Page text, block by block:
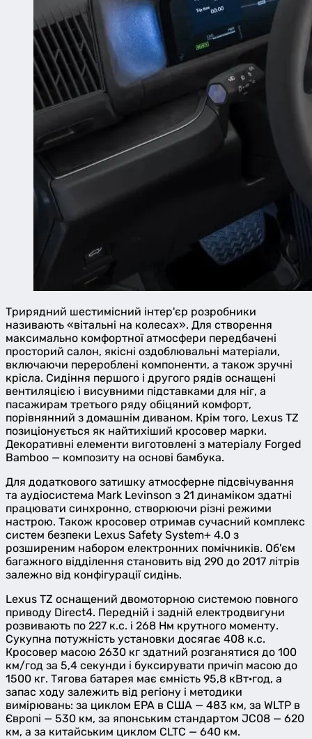
Трирядний шестимісний інтер'єр розробники
називають «вітальні на колесах». Для створення
максимально комфортної атмосфери передбачені
просторий салон, якісні оздоблювальні матеріали,
включаючи перероблені компоненти, а також зручні
крісла. Сидіння першого і другого рядів оснащені
вентиляцією і висувними підставками для ніг, а
пасажирам третього ряду обіцяний комфорт,
порівнянний з домашнім диваном. Крім того, Lexus TZ
позиціонується як найтихіший кросовер марки.
Декоративні елементи виготовлені з матеріалу Forged
Bamboo — композиту на основі бамбука.
Для додаткового затишку атмосферне підсвічування
та аудіосистема Mark Levinson з 21 динаміком здатні
працювати синхронно, створюючи різні режими
настрою. Також кросовер отримав сучасний комплекс
систем безпеки Lexus Safety System+ 4.0 з
розширеним набором електронних помічників. Об'єм
багажного відділення становить від 290 до 2017 літрів
залежно від конфігурації сидінь.
Lexus TZ оснащений двомоторною системою повного
приводу Direct4. Передній і задній електродвигуни
розвивають по 227 к.с. і 268 Нм крутного моменту.
Сукупна потужність установки досягає 408 к.с.
Кросовер масою 2630 кг здатний розганятися до 100
км/год за 5,4 секунди і буксирувати причіп масою до
1500 кг. Тягова батарея має ємність 95,8 кВт·год, а
запас ходу залежить від регіону і методики
вимірювань: за циклом EPA в США — 483 км, за WLTP в
Європі — 530 км, за японським стандартом JC08 — 620
км, а за китайським циклом CLTC — 640 км.